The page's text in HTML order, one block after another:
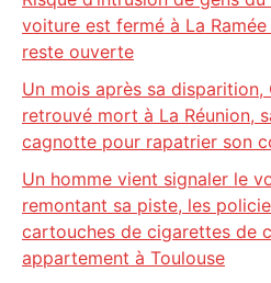
voiture est fermé à La
reste ouverte
Un mois après sa disparition,
retrouvé mort à La Réunion,
cagnotte pour rapatrier son
Un homme vient signaler le
remontant sa piste, les
cartouches de cigarettes de
appartement à Toulouse